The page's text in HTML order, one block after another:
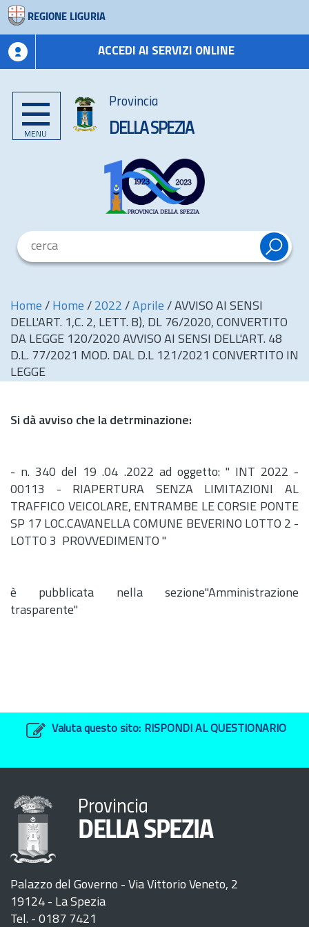
REGIONE LIGURIA
ACCEDI AI SERVIZI ONLINE
MENU
Provincia
DELLA SPEZIA
Home / Home / 2022 / Aprile / AVVISO AI SENSI
DELL'ART. 1,C. 2, LETT. B), DL 76/2020, CONVERTITO
DA LEGGE 120/2020 AVVISO AI SENSI DELL'ART. 48
D.L. 77/2021 MOD. DAL D.L 121/2021 CONVERTITO IN
LEGGE
Si dà avviso che la detrminazione:
- n. 340 del 19 .04 .2022 ad oggetto: " INT 2022 -
00113 - RIAPERTURA SENZA LIMITAZIONI AL
TRAFFICO VEICOLARE, ENTRAMBE LE CORSIE PONTE
SP 17 LOC.CAVANELLA COMUNE BEVERINO LOTTO 2 -
LOTTO 3 PROVVEDIMENTO "
è pubblicata nella sezione"Amministrazione
trasparente"
Valuta questo sito: RISPONDI AL QUESTIONARIO
Provincia
DELLA SPEZIA
Palazzo del Governo - Via Vittorio Veneto, 2
19124 - La Spezia
Tel. - 0187 7421